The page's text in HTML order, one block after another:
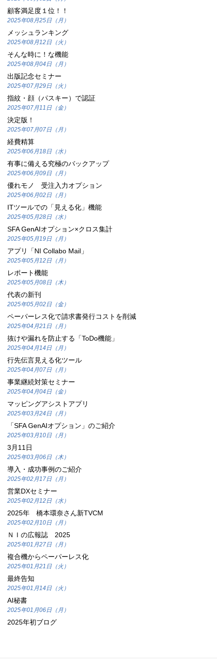
顧客満足度１位！！
2025年08月25日（月）
メッシュランキング
2025年08月12日（火）
そんな時に！な機能
2025年08月04日（月）
出版記念セミナー
2025年07月29日（火）
指紋・顔（パスキー）で認証
2025年07月11日（金）
決定版！
2025年07月07日（月）
経費精算
2025年06月18日（水）
有事に備える究極のバックアップ
2025年06月09日（月）
優れモノ 受注入力オプション
2025年06月02日（月）
ITツールでの「見える化」機能
2025年05月28日（水）
SFA GenAIオプション×クロス集計
2025年05月19日（月）
アプリ「NI Collabo Mail」
2025年05月12日（月）
レポート機能
2025年05月08日（木）
代表の新刊
2025年05月02日（金）
ペーパーレス化で請求書発行コストを削減
2025年04月21日（月）
抜けや漏れを防止する「ToDo機能」
2025年04月14日（月）
行先伝言見える化ツール
2025年04月07日（月）
事業継続対策セミナー
2025年04月04日（金）
マッピングアシストアプリ
2025年03月24日（月）
「SFA GenAIオプション」のご紹介
2025年03月10日（月）
3月11日
2025年03月06日（木）
導入・成功事例のご紹介
2025年02月17日（月）
営業DXセミナー
2025年02月12日（水）
2025年 橋本環奈さん新TVCM
2025年02月10日（月）
ＮＩの広報誌 2025
2025年01月27日（月）
複合機からペーパーレス化
2025年01月21日（火）
最終告知
2025年01月14日（火）
AI秘書
2025年01月06日（月）
2025年初ブログ